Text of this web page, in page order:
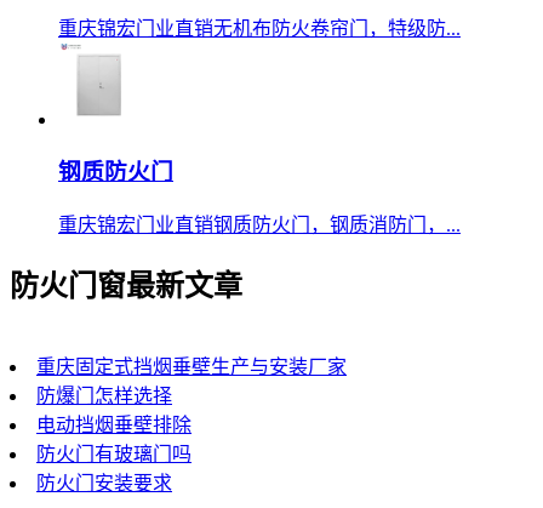
重庆锦宏门业直销无机布防火卷帘门，特级防...
钢质防火门
重庆锦宏门业直销钢质防火门，钢质消防门，...
防火门窗最新文章
重庆固定式挡烟垂壁生产与安装厂家
防爆门怎样选择
电动挡烟垂壁排除
防火门有玻璃门吗
防火门安装要求